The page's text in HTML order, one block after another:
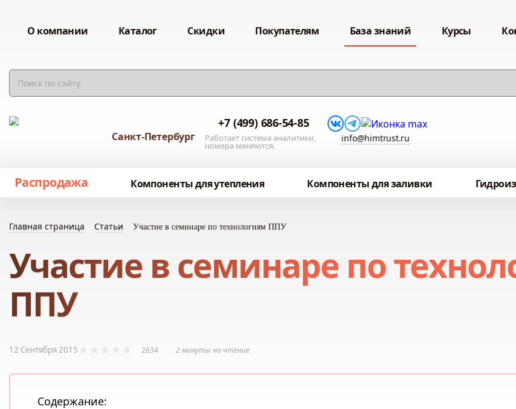
О компании Каталог Скидки Покупателям База знаний Курсы
Санкт-Петербург
+7 (499) 686-54-85
Работает система аналитики,
номера меняются.
info@himtrust.ru
Распродажа Компоненты для утепления Компоненты для заливки
Главная страница Статьи Участие в семинаре по технологиям ППУ
Участие в семинаре по
ППУ
12 Сентября 2015 2634 2 минуты на чтение
Содержание: